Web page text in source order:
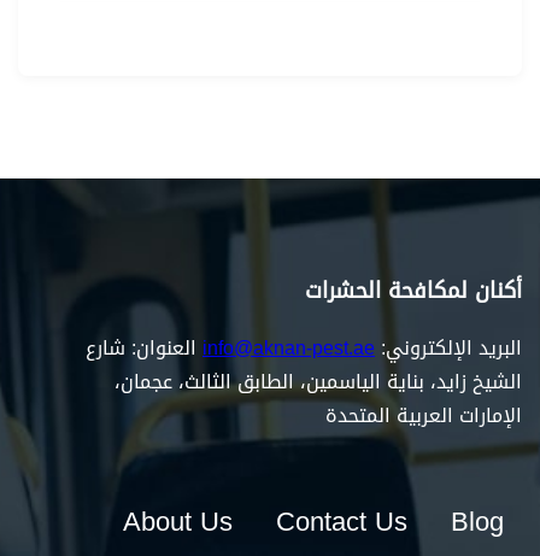
أكنان لمكافحة الحشرات
البريد الإلكتروني:info@aknan-pest.ae العنوان: شارع
الشيخ زايد، بناية الياسمين، الطابق الثالث، عجمان،
الإمارات العربية المتحدة
Blog
Contact Us
About Us